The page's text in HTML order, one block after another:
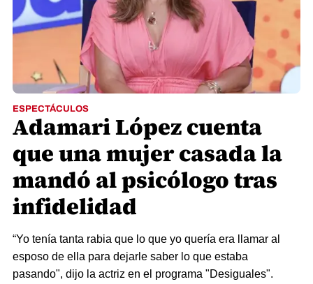
ESPECTÁCULOS
Adamari López cuenta
que una mujer casada la
mandó al psicólogo tras
infidelidad
“Yo tenía tanta rabia que lo que yo quería era llamar al
esposo de ella para dejarle saber lo que estaba
pasando", dijo la actriz en el programa "Desiguales".